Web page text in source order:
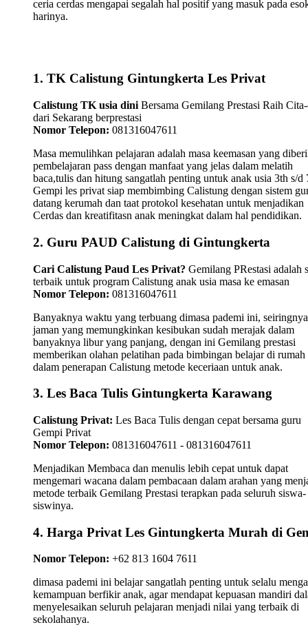
ceria cerdas mengapai segalah hal positif yang masuk pada
harinya.
1. TK Calistung Gintungkerta Les Privat
Calistung TK usia dini Bersama Gemilang Prestasi Raih
dari Sekarang berprestasi
Nomor Telepon: 081316047611
Masa memulihkan pelajaran adalah masa keemasan yang
pembelajaran pass dengan manfaat yang jelas dalam melatih
baca,tulis dan hitung sangatlah penting untuk anak usia 3th s/d
Gempi les privat siap membimbing Calistung dengan sistem
datang kerumah dan taat protokol kesehatan untuk menjadikan
Cerdas dan kreatifitasn anak meningkat dalam hal pendidikan.
2. Guru PAUD Calistung di Gintungkerta
Cari Calistung Paud Les Privat? Gemilang PRestasi adalah
terbaik untuk program Calistung anak usia masa ke emasan
Nomor Telepon: 081316047611
Banyaknya waktu yang terbuang dimasa pademi ini, seiringnya
jaman yang memungkinkan kesibukan sudah merajak dalam
banyaknya libur yang panjang, dengan ini Gemilang prestasi
memberikan olahan pelatihan pada bimbingan belajar di rumah
dalam penerapan Calistung metode keceriaan untuk anak.
3. Les Baca Tulis Gintungkerta Karawang
Calistung Privat: Les Baca Tulis dengan cepat bersama guru
Gempi Privat
Nomor Telepon: 081316047611 - 081316047611
Menjadikan Membaca dan menulis lebih cepat untuk dapat
mengemari wacana dalam pembacaan dalam arahan yang
metode terbaik Gemilang Prestasi terapkan pada seluruh siswa-
siswinya.
4. Harga Privat Les Gintungkerta Murah di
Nomor Telepon: +62 813 1604 7611
dimasa pademi ini belajar sangatlah penting untuk selalu
kemampuan berfikir anak, agar mendapat kepuasan mandiri
menyelesaikan seluruh pelajaran menjadi nilai yang terbaik di
sekolahanya.